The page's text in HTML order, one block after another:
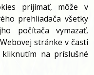
prijímať, môže v
prehliadača všetky
počítača vymazať,
stránke v časti
na príslušné